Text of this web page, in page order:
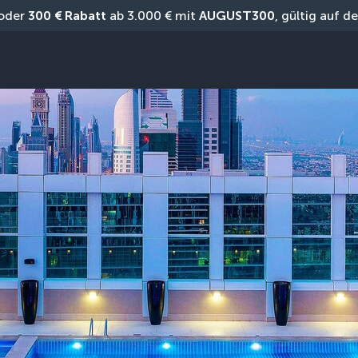
300 € Rabatt ab 3.000 € mit AUGUST300, gültig auf